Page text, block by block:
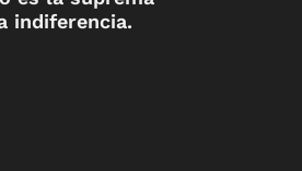
indiferencia.